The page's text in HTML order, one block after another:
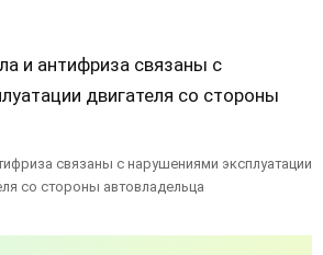
связаны с нарушениями эксплуатации
со стороны автовладельца